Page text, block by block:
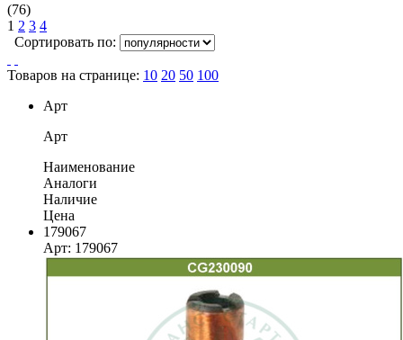
(76)
1 2 3 4
Сортировать по:
Товаров на странице: 10 20 50 100
Арт
Арт
Наименование
Аналоги
Наличие
Цена
179067
Арт: 179067